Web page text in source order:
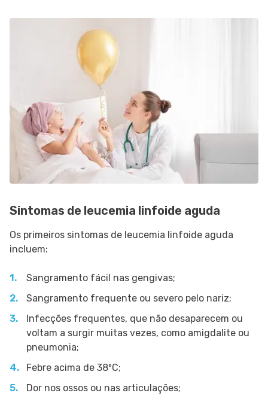
Sintomas de leucemia linfoide aguda
Os primeiros sintomas de leucemia linfoide aguda
incluem:
Sangramento fácil nas gengivas;
Sangramento frequente ou severo pelo nariz;
Infecções frequentes, que não desaparecem ou
voltam a surgir muitas vezes, como amigdalite ou
pneumonia;
Febre acima de 38ºC;
Dor nos ossos ou nas articulações;